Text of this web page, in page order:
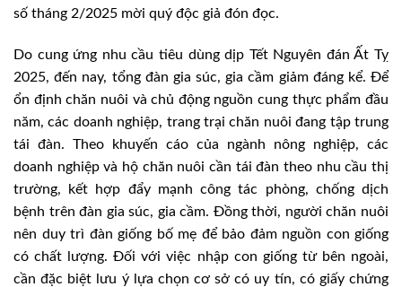
số tháng 2/2025 mời quý độc giả đón đọc.
Do cung ứng nhu cầu tiêu dùng dịp Tết Nguyên đán Ất Tỵ
2025, đến nay, tổng đàn gia súc, gia cầm giảm đáng kể. Để
ổn định chăn nuôi và chủ động nguồn cung thực phẩm đầu
năm, các doanh nghiệp, trang trại chăn nuôi đang tập trung
tái đàn. Theo khuyến cáo của ngành nông nghiệp, các
doanh nghiệp và hộ chăn nuôi cần tái đàn theo nhu cầu thị
trường, kết hợp đẩy mạnh công tác phòng, chống dịch
bệnh trên đàn gia súc, gia cầm. Đồng thời, người chăn nuôi
nên duy trì đàn giống bố mẹ để bảo đảm nguồn con giống
có chất lượng. Đối với việc nhập con giống từ bên ngoài,
cần đặc biệt lưu ý lựa chọn cơ sở có uy tín, có giấy chứng